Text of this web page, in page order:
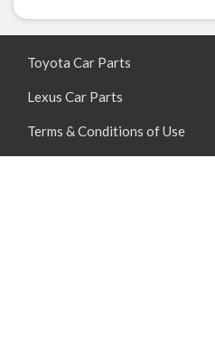
Toyota Car Parts
Lexus Car Parts
Terms & Conditions of Use